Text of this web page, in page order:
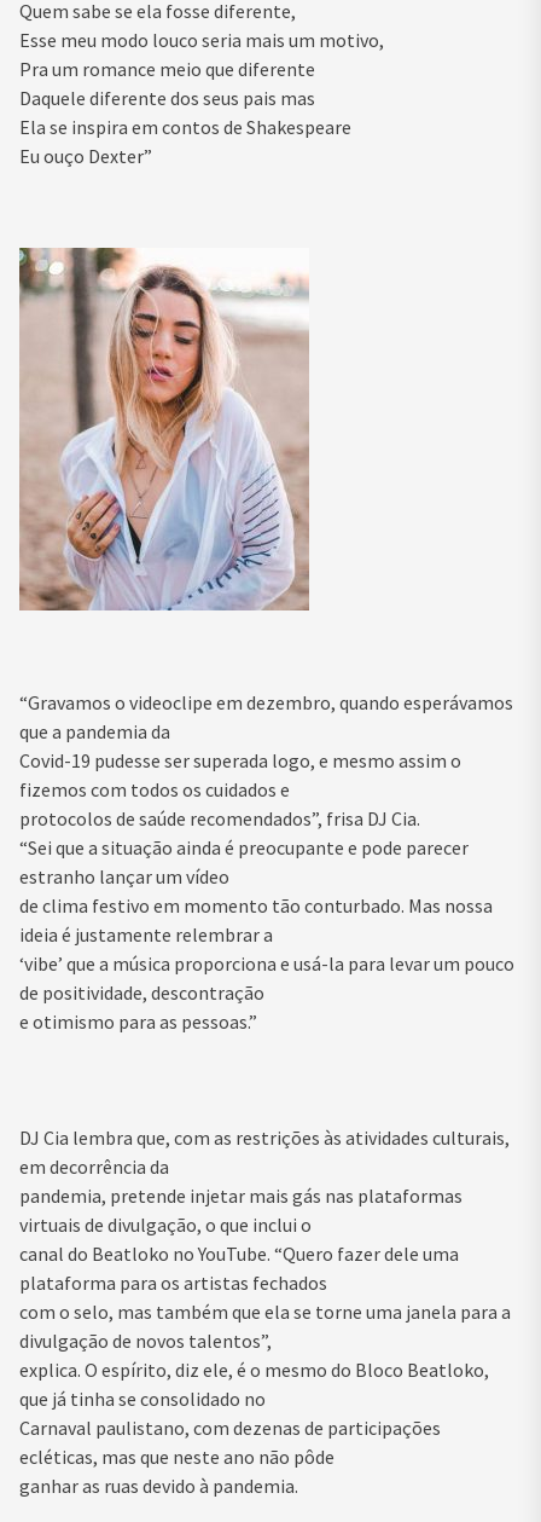
Quem sabe se ela fosse diferente,
Esse meu modo louco seria mais um motivo,
Pra um romance meio que diferente
Daquele diferente dos seus pais mas
Ela se inspira em contos de Shakespeare
Eu ouço Dexter”
“Gravamos o videoclipe em dezembro, quando esperávamos
que a pandemia da
Covid-19 pudesse ser superada logo, e mesmo assim o
fizemos com todos os cuidados e
protocolos de saúde recomendados”, frisa DJ Cia.
“Sei que a situação ainda é preocupante e pode parecer
estranho lançar um vídeo
de clima festivo em momento tão conturbado. Mas nossa
ideia é justamente relembrar a
‘vibe’ que a música proporciona e usá-la para levar um pouco
de positividade, descontração
e otimismo para as pessoas.”
DJ Cia lembra que, com as restrições às atividades culturais,
em decorrência da
pandemia, pretende injetar mais gás nas plataformas
virtuais de divulgação, o que inclui o
canal do Beatloko no YouTube. “Quero fazer dele uma
plataforma para os artistas fechados
com o selo, mas também que ela se torne uma janela para a
divulgação de novos talentos”,
explica. O espírito, diz ele, é o mesmo do Bloco Beatloko,
que já tinha se consolidado no
Carnaval paulistano, com dezenas de participações
ecléticas, mas que neste ano não pôde
ganhar as ruas devido à pandemia.